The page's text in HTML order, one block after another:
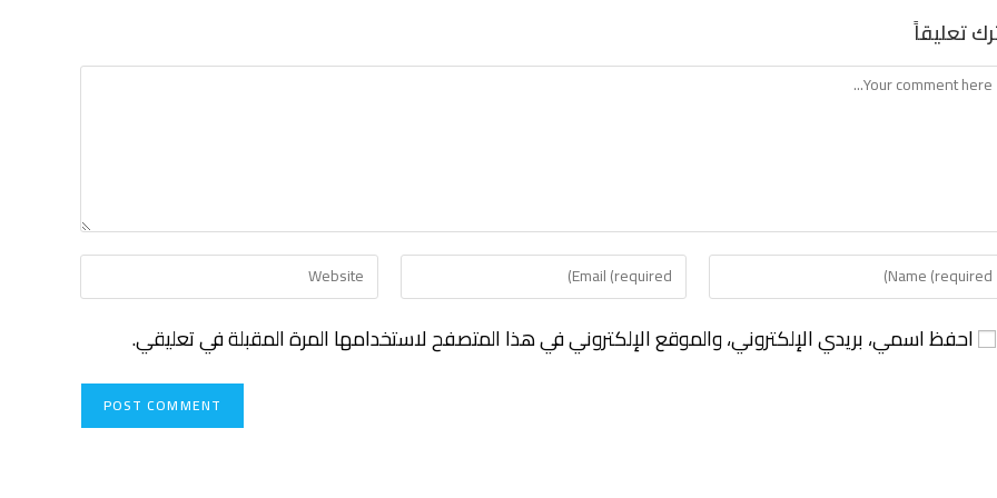
تعليقاً
احفظ اسمي، بريدي الإلكتروني، والموقع الإلكتروني في هذا المتصفح لاستخدامها المرة المقبلة في تعليقي.